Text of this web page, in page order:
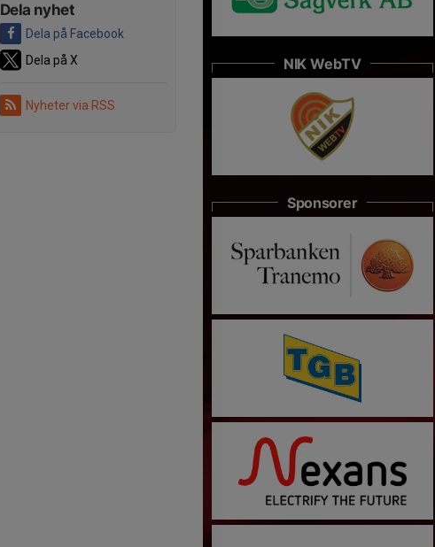
Dela nyhet
Dela på Facebook
Dela på X
Nyheter via RSS
NIK WebTV
Sponsorer